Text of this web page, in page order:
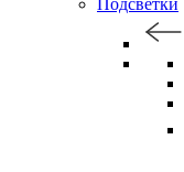
Подсветки